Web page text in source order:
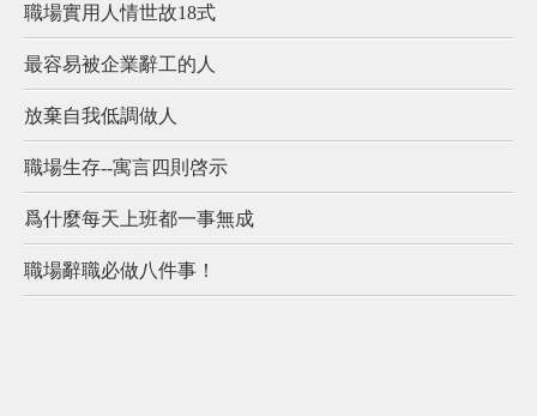
職場實用人情世故18式
最容易被企業辭工的人
放棄自我低調做人
職場生存--寓言四則啓示
爲什麼每天上班都一事無成
職場辭職必做八件事！